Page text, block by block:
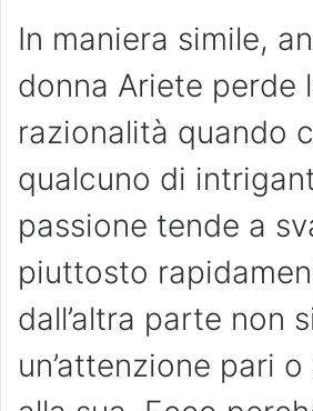
In maniera simile,
donna Ariete perde
razionalità quando
qualcuno di
passione tende a
piuttosto
dall’altra parte non
un’attenzione pari